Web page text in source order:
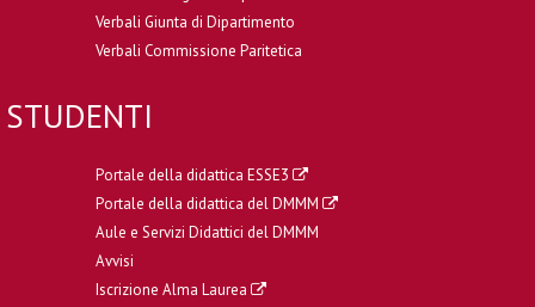
Verbali Giunta di Dipartimento
Verbali Commissione Paritetica
STUDENTI
Portale della didattica ESSE3
Portale della didattica del DMMM
Aule e Servizi Didattici del DMMM
Avvisi
Iscrizione Alma Laurea